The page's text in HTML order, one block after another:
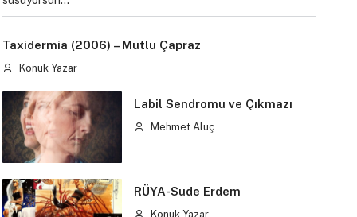
Taxidermia (2006) – Mutlu Çapraz
Konuk Yazar
Labil Sendromu ve Çıkmazı
Mehmet Aluç
RÜYA-Sude Erdem
Konuk Yazar